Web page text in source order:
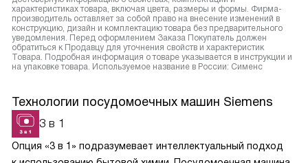
характеристиках товара, включая цвета, размеры и формы. Фирма-
производитель оставляет за собой право на внесение изменений в
конструкцию, дизайн и комплектацию товара без предварительного
уведомления. Перед оформлением Заказа Покупатель должен
обратиться к Продавцу для уточнения свойств и характеристик
Товара. Подробная информация о товаре указывается в инструкции и
на упаковке товара. Используемое название в России: Сименс
Технологии посудомоечных машин Siemens
3 в 1
Опция «3 в 1» подразумевает интеллектуальный подход